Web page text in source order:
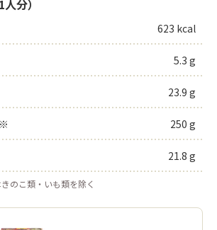
分）
623 kcal
5.3 g
23.9 g
250 g
21.8 g
のこ類・いも類を除く